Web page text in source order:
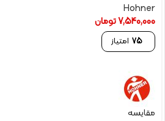
Hohner
7,540,000تومان
75 امتیاز
مقایسه